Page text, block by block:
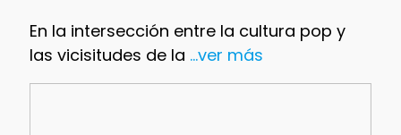
En la intersección entre la cultura pop y
las vicisitudes de la ...ver más